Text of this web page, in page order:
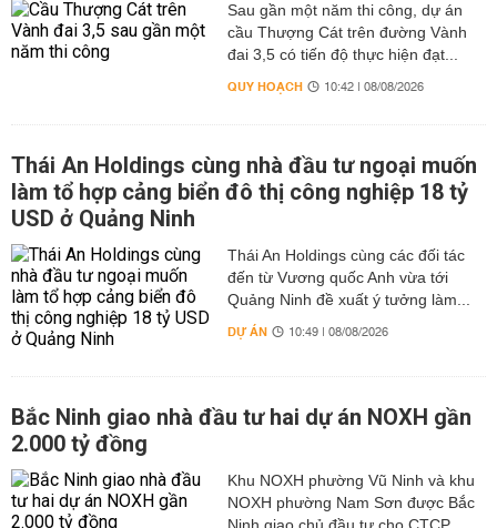
Sau gần một năm thi công, dự án
cầu Thượng Cát trên đường Vành
đai 3,5 có tiến độ thực hiện đạt...
QUY HOẠCH 10:42 | 08/08/2026
Thái An Holdings cùng nhà đầu tư ngoại muốn
làm tổ hợp cảng biển đô thị công nghiệp 18 tỷ
USD ở Quảng Ninh
Thái An Holdings cùng các đối tác
đến từ Vương quốc Anh vừa tới
Quảng Ninh đề xuất ý tưởng làm...
DỰ ÁN 10:49 | 08/08/2026
Bắc Ninh giao nhà đầu tư hai dự án NOXH gần
2.000 tỷ đồng
Khu NOXH phường Vũ Ninh và khu
NOXH phường Nam Sơn được Bắc